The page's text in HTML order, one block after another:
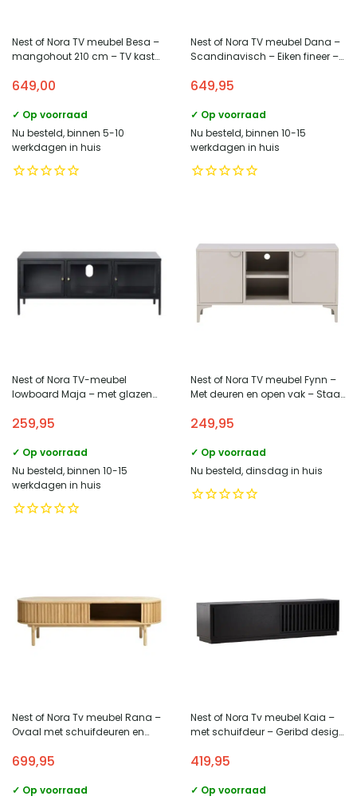
Nest of Nora TV meubel Besa –
mangohout 210 cm – TV kast
649,00
✓ Op voorraad
Nu besteld, binnen 5-10
werkdagen in huis
Nest of Nora TV meubel Dana –
Scandinavisch – Eiken fineer –
649,95
✓ Op voorraad
Nu besteld, binnen 10-15
werkdagen in huis
Nest of Nora TV-meubel
lowboard Maja – met glazen
259,95
✓ Op voorraad
Nu besteld, binnen 10-15
werkdagen in huis
Nest of Nora TV meubel Fynn –
Met deuren en open vak – Staal
249,95
✓ Op voorraad
Nu besteld, dinsdag in huis
Nest of Nora Tv meubel Rana –
Ovaal met schuifdeuren en
699,95
✓ Op voorraad
Nest of Nora Tv meubel Kaia –
met schuifdeur – Geribd design
419,95
✓ Op voorraad